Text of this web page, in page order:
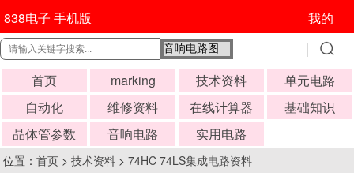
838电子 手机版 我的
首页 marking 技术资料
单元电路
自动化
维修资料 在线计算器
基础知识
晶体管参数
音响电路 实用电路
位置： 首页 > 技术资料 > 74HC 74LS集成电路资料